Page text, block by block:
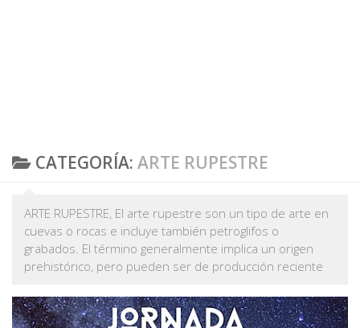
CATEGORÍA: ARTE RUPESTRE
ARTE RUPESTRE, El arte rupestre son un tipo de arte en
cuevas o rocas e incluye también petroglifos o
grabados. El término generalmente implica un origen
prehistórico, pero pueden ser de producción reciente